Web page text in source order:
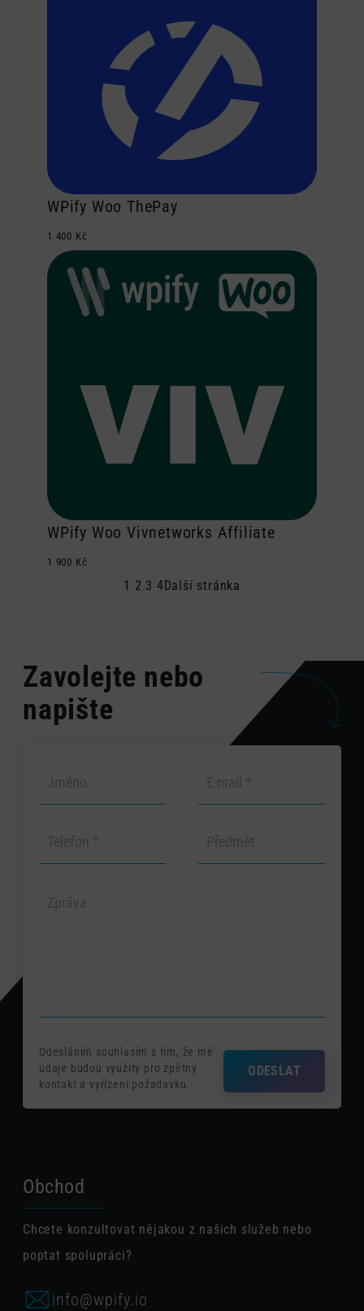
WPify Woo ThePay
1 400 Kč
WPify Woo Vivnetworks Affiliate
1 900 Kč
1 2 3 4 Další stránka
Zavolejte nebo
napište
Odesláním souhlasím s tím, že mé
údaje budou využity pro zpětný
kontakt a vyřízení požadavku.
ODESLAT
Obchod
Chcete konzultovat nějakou z našich služeb nebo
poptat spolupráci?
info@wpify.io